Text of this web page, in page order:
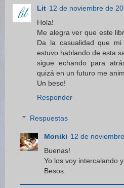
Lit 12 de noviembre de
Hola!
Me alegra ver que este
Da la casualidad que
estuvo hablando de esta
sigue echando para
quizá en un futuro me
Un beso!
Responder
Respuestas
Moniki 12 de
Buenas!
Yo los voy intercalando
Besos.